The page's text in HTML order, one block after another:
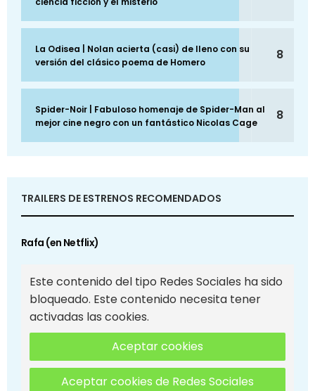
La Odisea | Nolan acierta (casi) de lleno con su
versión del clásico poema de Homero
8
Spider-Noir | Fabuloso homenaje de Spider-Man al
mejor cine negro con un fantástico Nicolas Cage
8
TRAILERS DE ESTRENOS RECOMENDADOS
Rafa (en Netflix)
Este contenido del tipo Redes Sociales ha sido
bloqueado. Este contenido necesita tener
activadas las cookies.
Aceptar cookies
Aceptar cookies de Redes Sociales